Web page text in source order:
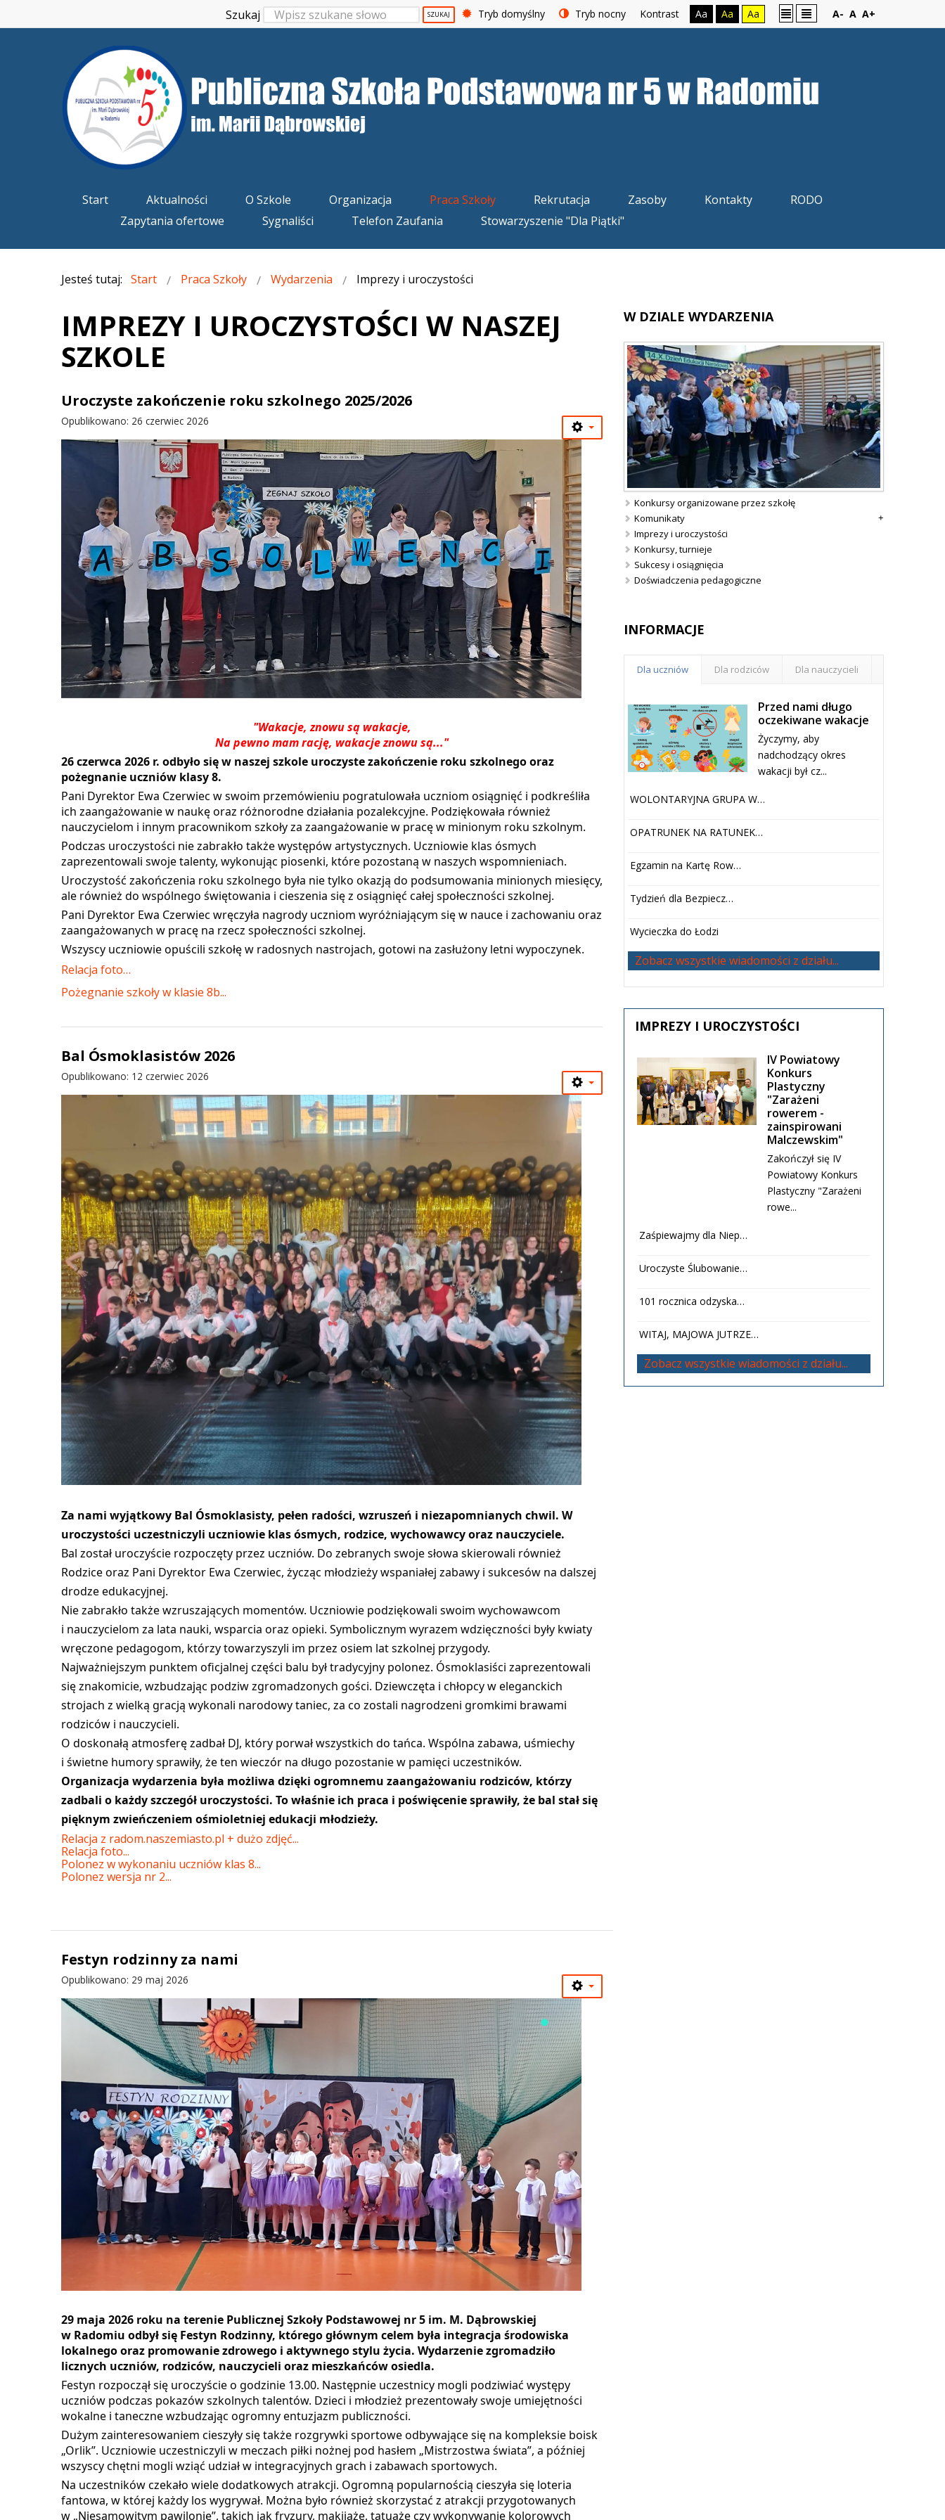
Tryb domyślny Tryb nocny Kontrast Aa Aa Aa A- A A+
Szukaj SZUKAJ
Start Aktualności O Szkole Organizacja Praca Szkoły Rekrutacja Zasoby Kontakty
RODO
Zapytania ofertowe
Sygnaliści Telefon Zaufania Stowarzyszenie "Dla Piątki"
Jesteś tutaj: Start Praca Szkoły Wydarzenia Imprezy i uroczystości
IMPREZY I UROCZYSTOŚCI W NASZEJ
SZKOLE
Uroczyste zakończenie roku szkolnego 2025/2026
Opublikowano: 26 czerwiec 2026
"Wakacje, znowu są wakacje,
Na pewno mam rację, wakacje znowu są..."
26 czerwca 2026 r. odbyło się w naszej szkole uroczyste zakończenie roku szkolnego oraz
pożegnanie uczniów klasy 8.
Pani Dyrektor Ewa Czerwiec w swoim przemówieniu pogratulowała uczniom osiągnięć i podkreśliła
ich zaangażowanie w naukę oraz różnorodne działania pozalekcyjne. Podziękowała również
nauczycielom i innym pracownikom szkoły za zaangażowanie w pracę w minionym roku szkolnym.
Podczas uroczystości nie zabrakło także występów artystycznych. Uczniowie klas ósmych
zaprezentowali swoje talenty, wykonując piosenki, które pozostaną w naszych wspomnieniach.
Uroczystość zakończenia roku szkolnego była nie tylko okazją do podsumowania minionych miesięcy,
ale również do wspólnego świętowania i cieszenia się z osiągnięć całej społeczności szkolnej.
Pani Dyrektor Ewa Czerwiec wręczyła nagrody uczniom wyróżniającym się w nauce i zachowaniu oraz
zaangażowanych w pracę na rzecz społeczności szkolnej.
Wszyscy uczniowie opuścili szkołę w radosnych nastrojach, gotowi na zasłużony letni wypoczynek.
Relacja foto…
Pożegnanie szkoły w klasie 8b...
Bal Ósmoklasistów 2026
Opublikowano: 12 czerwiec 2026
Za nami wyjątkowy Bal Ósmoklasisty, pełen radości, wzruszeń i niezapomnianych chwil. W
uroczystości uczestniczyli uczniowie klas ósmych, rodzice, wychowawcy oraz nauczyciele.
Bal został uroczyście rozpoczęty przez uczniów. Do zebranych swoje słowa skierowali również
Rodzice oraz Pani Dyrektor Ewa Czerwiec, życząc młodzieży wspaniałej zabawy i sukcesów na dalszej
drodze edukacyjnej.
Nie zabrakło także wzruszających momentów. Uczniowie podziękowali swoim wychowawcom
i nauczycielom za lata nauki, wsparcia oraz opieki. Symbolicznym wyrazem wdzięczności były kwiaty
wręczone pedagogom, którzy towarzyszyli im przez osiem lat szkolnej przygody.
Najważniejszym punktem oficjalnej części balu był tradycyjny polonez. Ósmoklasiści zaprezentowali
się znakomicie, wzbudzając podziw zgromadzonych gości. Dziewczęta i chłopcy w eleganckich
strojach z wielką gracją wykonali narodowy taniec, za co zostali nagrodzeni gromkimi brawami
rodziców i nauczycieli.
O doskonałą atmosferę zadbał DJ, który porwał wszystkich do tańca. Wspólna zabawa, uśmiechy
i świetne humory sprawiły, że ten wieczór na długo pozostanie w pamięci uczestników.
Organizacja wydarzenia była możliwa dzięki ogromnemu zaangażowaniu rodziców, którzy
zadbali o każdy szczegół uroczystości. To właśnie ich praca i poświęcenie sprawiły, że bal stał się
pięknym zwieńczeniem ośmioletniej edukacji młodzieży.
Relacja z radom.naszemiasto.pl + dużo zdjęć...
Relacja foto...
Polonez w wykonaniu uczniów klas 8...
Polonez wersja nr 2...
Festyn rodzinny za nami
Opublikowano: 29 maj 2026
29 maja 2026 roku na terenie Publicznej Szkoły Podstawowej nr 5 im. M. Dąbrowskiej
w Radomiu odbył się Festyn Rodzinny, którego głównym celem była integracja środowiska
lokalnego oraz promowanie zdrowego i aktywnego stylu życia. Wydarzenie zgromadziło
licznych uczniów, rodziców, nauczycieli oraz mieszkańców osiedla.
Festyn rozpoczął się uroczyście o godzinie 13.00. Następnie uczestnicy mogli podziwiać występy
uczniów podczas pokazów szkolnych talentów. Dzieci i młodzież prezentowały swoje umiejętności
wokalne i taneczne wzbudzając ogromny entuzjazm publiczności.
Dużym zainteresowaniem cieszyły się także rozgrywki sportowe odbywające się na kompleksie boisk
„Orlik”. Uczniowie uczestniczyli w meczach piłki nożnej pod hasłem „Mistrzostwa świata”, a później
wszyscy chętni mogli wziąć udział w integracyjnych grach i zabawach sportowych.
Na uczestników czekało wiele dodatkowych atrakcji. Ogromną popularnością cieszyła się loteria
fantowa, w której każdy los wygrywał. Można było również skorzystać z atrakcji przygotowanych
w „Niesamowitym pawilonie”, takich jak fryzury, makijaże, tatuaże czy wykonywanie kolorowych
WDZIALE WYDARZENIA
Konkursy organizowane przez szkołę
Komunikaty
Imprezy i uroczystości
Konkursy, turnieje
Sukcesy i osiągnięcia
Doświadczenia pedagogiczne
INFORMACJE
Dla uczniów Dla rodziców Dla nauczycieli
Przed nami długo
oczekiwane wakacje
Życzymy, aby
nadchodzący okres
wakacji był cz...
WOLONTARYJNA GRUPA W…
OPATRUNEK NA RATUNEK…
Egzamin na Kartę Row…
Tydzień dla Bezpiecz…
Wycieczka do Łodzi
Zobacz wszystkie wiadomości z działu...
ZAPRASZAMY NA DZIEŃ …
Rekrutacja na rok sz…
ZAPRASZAMY NA DZIEŃ …
Rekrutacja na rok sz…
O PRZYSZŁOŚCI NASZYC…
Zobacz wszystkie wiadomości z działu...
Reaguj i wspieraj. K…
Darmowe szkolenia on…
Zdalne nauczanie - M…
Nauka zdalna podczas…
Zobacz wszystkie wiadomości z działu
IMPREZY I UROCZYSTOŚCI
IV Powiatowy
Konkurs
Plastyczny
"Zarażeni
rowerem -
zainspirowani
Malczewskim"
Zakończył się IV
Powiatowy Konkurs
Plastyczny "Zarażeni
rowe...
Zaśpiewajmy dla Niep…
Uroczyste Ślubowanie…
101 rocznica odzyska…
WITAJ, MAJOWA JUTRZE…
Zobacz wszystkie wiadomości z działu...